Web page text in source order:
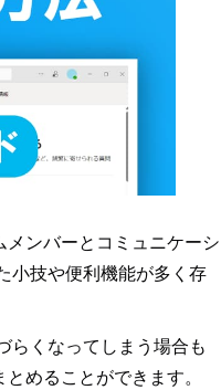
ンバーとコミュニケーシ
小技や便利機能が多く存
らくなってしまう場合も
めることができます。